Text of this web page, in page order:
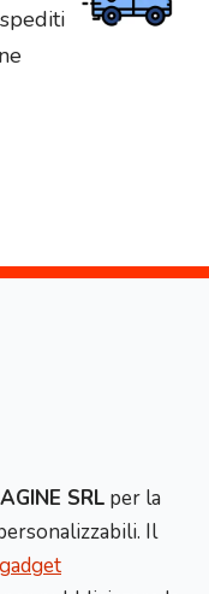
SRL per la
Il